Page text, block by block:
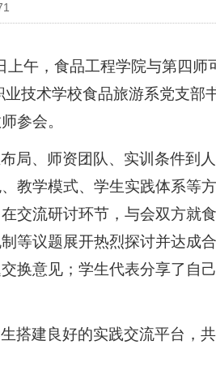
上午，食品工程学院与第四师
技术学校食品旅游系党支部
参会。
局、师资团队、实训条件到
教学模式、学生实践体系等
交流研讨环节，与会双方就
等议题展开热烈探讨并达成
换意见；学生代表分享了自
搭建良好的实践交流平台，